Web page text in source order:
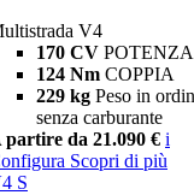
V4
170 CV POTENZA
124 Nm COPPIA
229 kg Peso in
senza carburante
partire da 21.090 € i
Scopri di più
S